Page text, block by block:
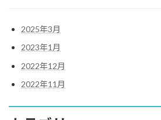
2025年3月
2023年1月
2022年12月
2022年11月